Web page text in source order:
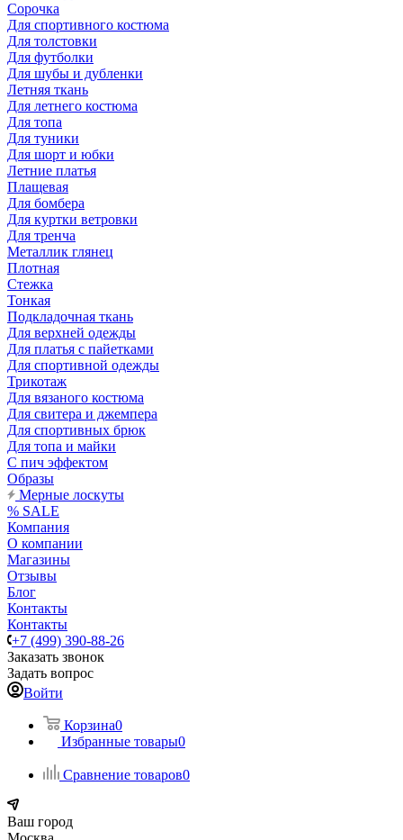
Сорочка
Для спортивного костюма
Для толстовки
Для футболки
Для шубы и дубленки
Летняя ткань
Для летнего костюма
Для топа
Для туники
Для шорт и юбки
Летние платья
Плащевая
Для бомбера
Для куртки ветровки
Для тренча
Металлик глянец
Плотная
Стежка
Тонкая
Подкладочная ткань
Для верхней одежды
Для платья с пайетками
Для спортивной одежды
Трикотаж
Для вязаного костюма
Для свитера и джемпера
Для спортивных брюк
Для топа и майки
С пич эффектом
Образы
Мерные лоскуты
% SALE
Компания
О компании
Магазины
Отзывы
Блог
Контакты
Контакты
+7 (499) 390-88-26
Заказать звонок
Задать вопрос
Войти
Корзина0
Избранные товары0
Сравнение товаров0
Ваш город